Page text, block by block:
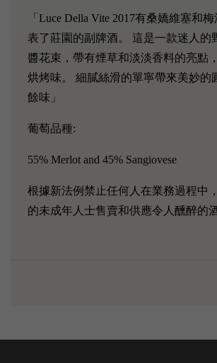
「Luce Della Vite 2017有桑嬌維塞和
表了莊園的副牌酒。 這是一款迷人的
醬花束，帶有煙草和淡淡香料的亮點
烘烤味。 細膩絲滑的單寧帶來美妙的
餘味」
葡萄品種:
55% Merlot and 45% Sangiovese
根據新法例禁止任何人在業務過程中
的未成年人士售賣和供應令人醺醉的酒